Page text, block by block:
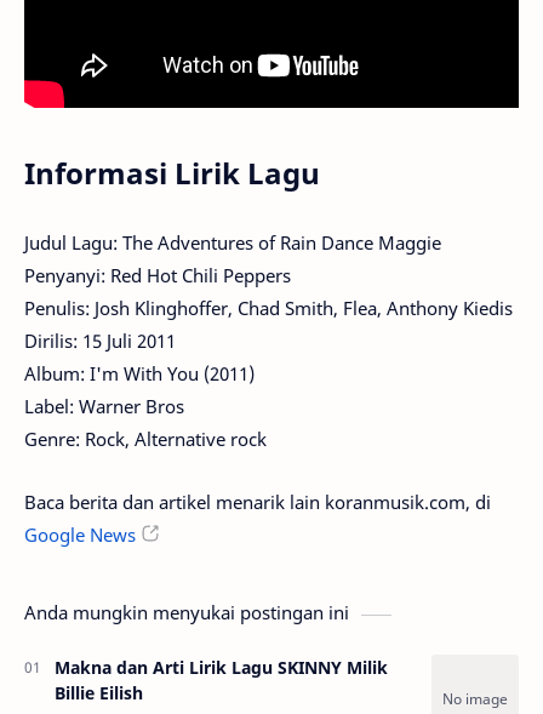
Informasi Lirik Lagu
Judul Lagu: The Adventures of Rain Dance Maggie
Penyanyi: Red Hot Chili Peppers
Penulis: Josh Klinghoffer, Chad Smith, Flea, Anthony Kiedis
Dirilis: 15 Juli 2011
Album: I'm With You (2011)
Label: Warner Bros
Genre: Rock, Alternative rock
Baca berita dan artikel menarik lain koranmusik.com, di
Google News
Anda mungkin menyukai postingan ini
Makna dan Arti Lirik Lagu SKINNY Milik
Billie Eilish